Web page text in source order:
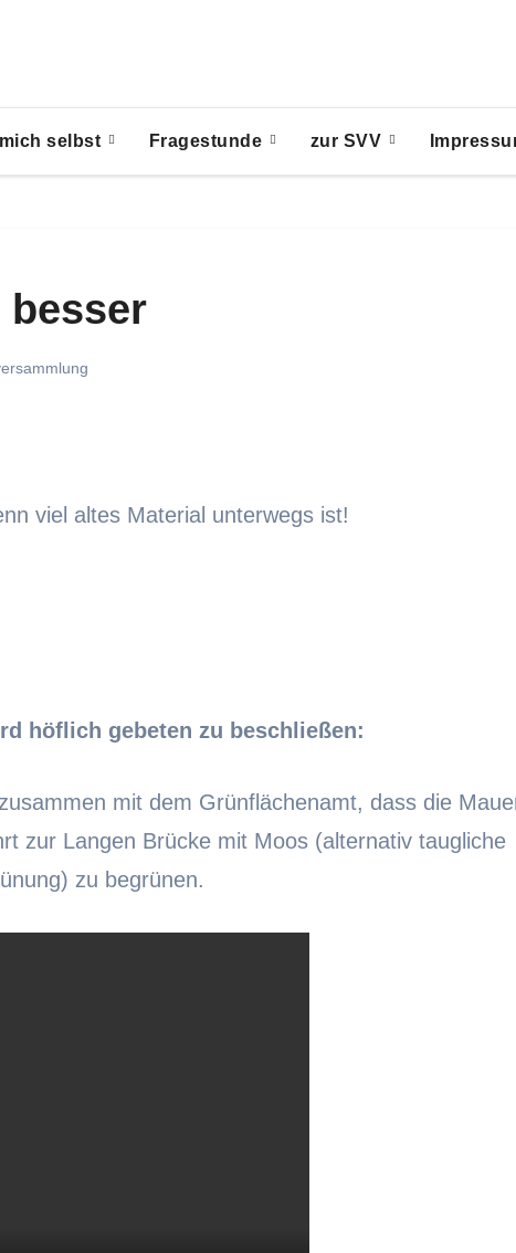
selbst Fragestunde zur SVV
besser
viel altes Material unterwegs ist!
höflich gebeten zu beschließen:
mit dem Grünflächenamt, dass die
zur Langen Brücke mit Moos (alternativ taugliche
zu begrünen.